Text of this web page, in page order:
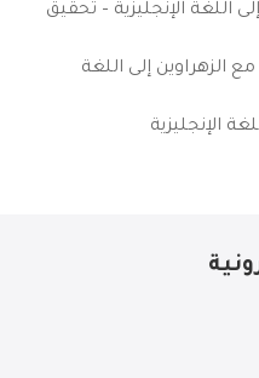
اللغة الإنجليزية – تحقيق
الزهراوين إلى اللغة
الإنجليزية